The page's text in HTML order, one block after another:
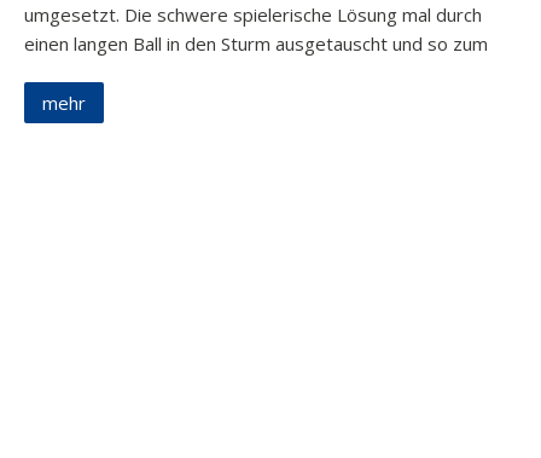
umgesetzt. Die schwere spielerische Lösung mal durch
einen langen Ball in den Sturm ausgetauscht und so zum
mehr